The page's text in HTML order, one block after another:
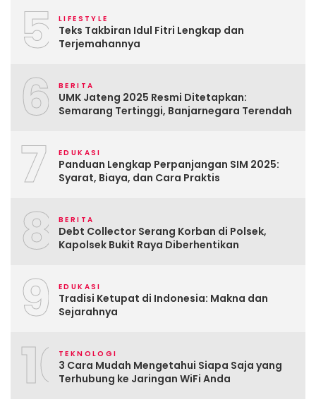
5 LIFESTYLE
Teks Takbiran Idul Fitri Lengkap dan
Terjemahannya
6 BERITA
UMK Jateng 2025 Resmi Ditetapkan:
Semarang Tertinggi, Banjarnegara Terendah
7 EDUKASI
Panduan Lengkap Perpanjangan SIM 2025:
Syarat, Biaya, dan Cara Praktis
8 BERITA
Debt Collector Serang Korban di Polsek,
Kapolsek Bukit Raya Diberhentikan
9 EDUKASI
Tradisi Ketupat di Indonesia: Makna dan
Sejarahnya
10TEKNOLOGI
3 Cara Mudah Mengetahui Siapa Saja yang
Terhubung ke Jaringan WiFi Anda